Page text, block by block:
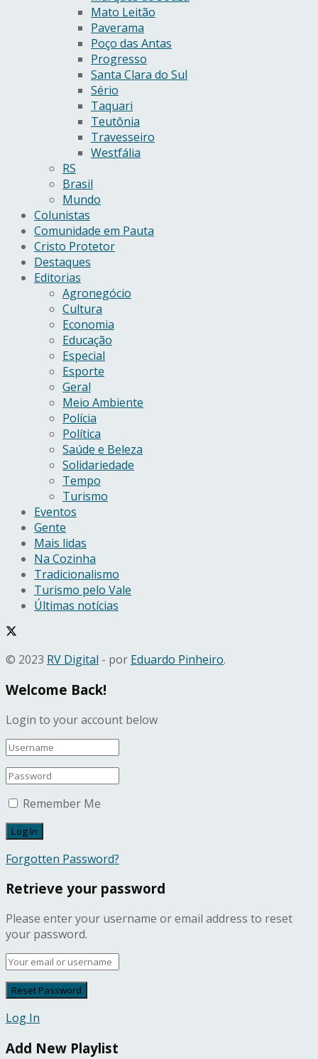
Mato Leitão
Paverama
Poço das Antas
Progresso
Santa Clara do Sul
Sério
Taquari
Teutônia
Travesseiro
Westfália
RS
Brasil
Mundo
Colunistas
Comunidade em Pauta
Cristo Protetor
Destaques
Editorias
Agronegócio
Cultura
Economia
Educação
Especial
Esporte
Geral
Meio Ambiente
Polícia
Política
Saúde e Beleza
Solidariedade
Tempo
Turismo
Eventos
Gente
Mais lidas
Na Cozinha
Tradicionalismo
Turismo pelo Vale
Últimas notícias
© 2023 RV Digital - por Eduardo Pinheiro.
Welcome Back!
Login to your account below
Remember Me
Forgotten Password?
Retrieve your password
Please enter your username or email address to reset
your password.
Log In
Add New Playlist